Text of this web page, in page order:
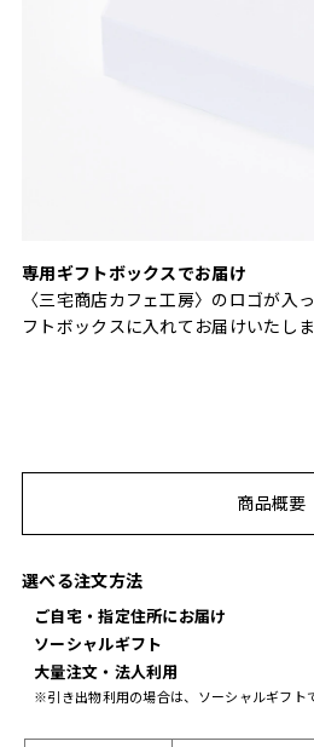
専用ギフトボックスでお届け
〈三宅商店カフェ工房〉のロゴが入
フトボックスに入れてお届けいたしま
商品概要
選べる注文方法
ご自宅・指定住所にお届け
ソーシャルギフト
大量注文・法人利用
※引き出物利用の場合は、ソーシャルギフト